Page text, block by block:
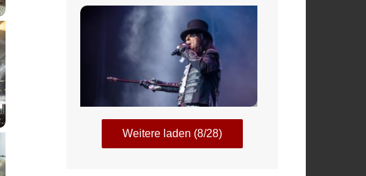
Nightmare Castle
Weitere laden (8/28)